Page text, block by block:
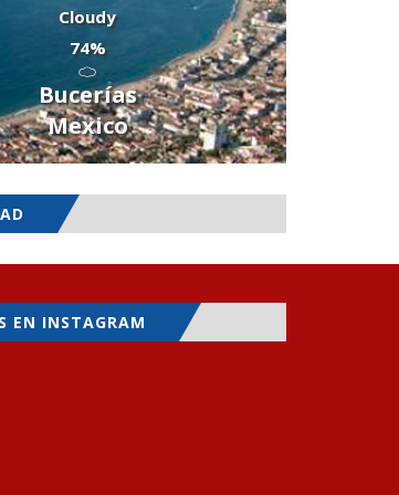
Cloudy
74%
Bucerías
Mexico
EN INSTAGRAM